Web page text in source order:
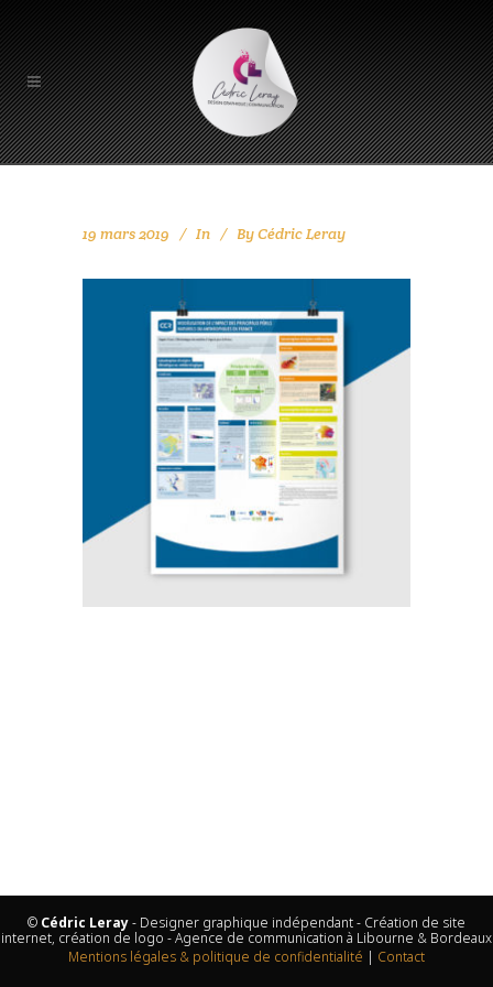
19 mars 2019 In ByCédric Leray
© Cédric Leray- Designer graphique indépendant - Création de site
internet, création de logo - Agence de communication à Libourne & Bordeaux
Mentions légales & politique de confidentialité | Contact